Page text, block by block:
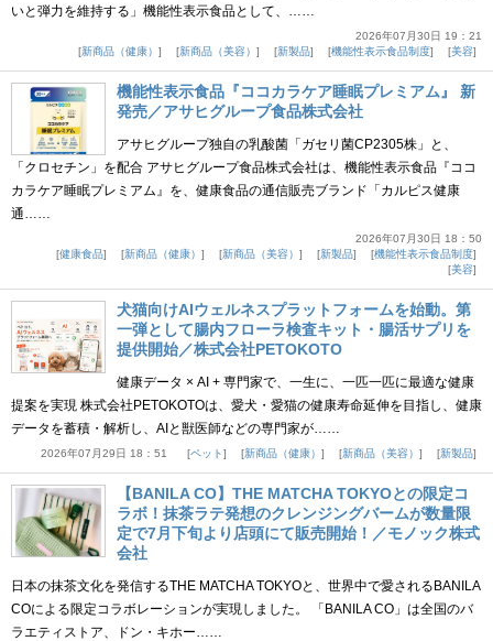
いと弾力を維持する」機能性表示食品として、……
2026年07月30日 19：21
新商品（健康）
新商品（美容） 新製品 機能性表示食品制度 美容
機能性表示食品『ココカラケア睡眠プレミアム』 新
発売／アサヒグループ食品株式会社
アサヒグループ独自の乳酸菌「ガセリ菌CP2305株」と、
「クロセチン」を配合 アサヒグループ食品株式会社は、機能性表示食品『ココ
カラケア睡眠プレミアム』を、健康食品の通信販売ブランド「カルピス健康
通……
2026年07月30日 18：50
健康食品
新商品（健康） 新商品（美容） 新製品
機能性表示食品制度
美容
犬猫向けAIウェルネスプラットフォームを始動。第
一弾として腸内フローラ検査キット・腸活サプリを
提供開始／株式会社PETOKOTO
健康データ × AI + 専門家で、一生に、一匹一匹に最適な健康
提案を実現 株式会社PETOKOTOは、愛犬・愛猫の健康寿命延伸を目指し、健康
データを蓄積・解析し、AIと獣医師などの専門家が……
2026年07月29日 18：51 ペット 新商品（健康） 新商品（美容） 新製品
【BANILA CO】THE MATCHA TOKYOとの限定コ
ラボ！抹茶ラテ発想のクレンジングバームが数量限
定で7月下旬より店頭にて販売開始！／モノック株式
会社
日本の抹茶文化を発信するTHE MATCHA TOKYOと、世界中で愛されるBANILA
COによる限定コラボレーションが実現しました。 「BANILA CO」は全国のバ
ラエティストア、ドン・キホー……